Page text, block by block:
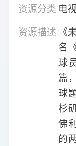
资源分类 电
资源描述 《
名
球
篇
球
杉
佛
的